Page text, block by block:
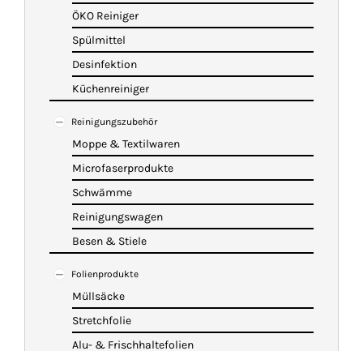
ÖKO Reiniger
Spülmittel
Desinfektion
Küchenreiniger
Reinigungszubehör
Moppe & Textilwaren
Microfaserprodukte
Schwämme
Reinigungswagen
Besen & Stiele
Folienprodukte
Müllsäcke
Stretchfolie
Alu- & Frischhaltefolien